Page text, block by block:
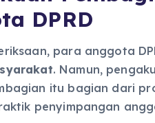
DPRD
para anggota
. Namun,
itu bagian dari
penyimpangan